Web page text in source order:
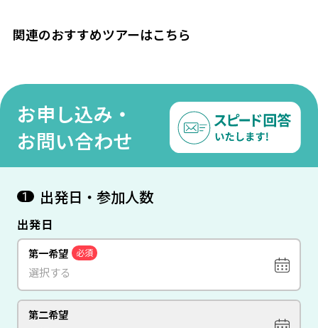
関連のおすすめツアーはこちら
お申し込み・
お問い合わせ
1 出発日・参加人数
出発日
第一希望 必須
第二希望